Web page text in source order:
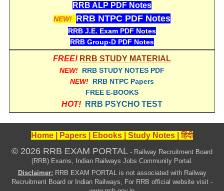
RRB ALP PDF Notes
NEW! RRB NTPC PDF Notes
RRB J.E. Exam PDF Notes
RRB Group-D PDF Notes
FREE! RRB STUDY MATERIAL
NEW! RRB STUDY NOTES PDF
NEW! RRB NTPC Papers
FREE E-BOOKS
HOT! RRB PSYCHO TEST
Home Papers Ebooks Study Notes |हिंदी
© 2026 RRB EXAM PORTAL - Railway Recruitment Board
(RRB) Exams, Indian Railways Jobs Community Portal.
Disclaimer: RRB EXAM PORTAL is not associated with Railway
Recruitment Board or Indian Railways, For RRB official website visit -